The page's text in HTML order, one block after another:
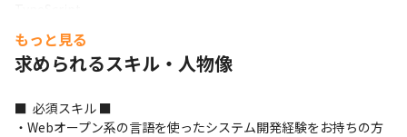
もっと見る
求められるスキル・人物像
■  必須スキル ■
・Webオープン系の言語を使ったシステム開発経験をお持ちの方